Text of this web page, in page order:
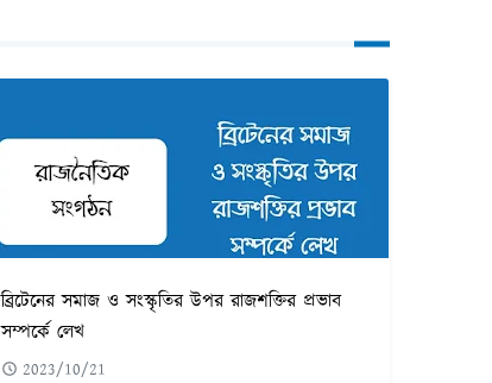
ব্রিটেনের সমাজ ও সংস্কৃতির উপর রাজশক্তির প্রভাব
সম্পর্কে লেখ
2023/10/21